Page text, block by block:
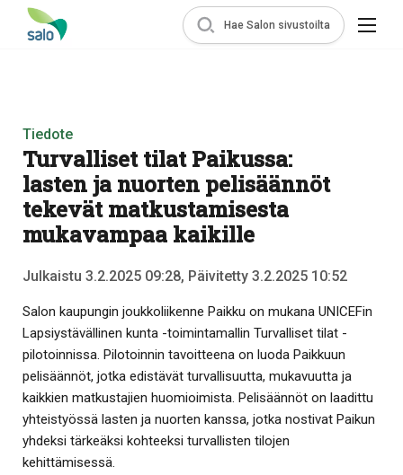
Hae Salon sivustoilta
Tiedote
Turvalliset tilat Paikussa:
lasten ja nuorten pelisäännöt
tekevät matkustamisesta
mukavampaa kaikille
Julkaistu 3.2.2025 09:28, Päivitetty 3.2.2025 10:52
Salon kaupungin joukkoliikenne Paikku on mukana UNICEFin
Lapsiystävällinen kunta -toimintamallin Turvalliset tilat -
pilotoinnissa. Pilotoinnin tavoitteena on luoda Paikkuun
pelisäännöt, jotka edistävät turvallisuutta, mukavuutta ja
kaikkien matkustajien huomioimista. Pelisäännöt on laadittu
yhteistyössä lasten ja nuorten kanssa, jotka nostivat Paikun
yhdeksi tärkeäksi kohteeksi turvallisten tilojen
kehittämisessä.